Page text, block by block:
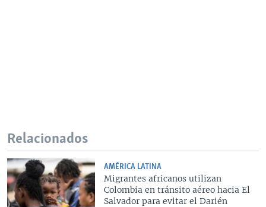
Relacionados
AMÉRICA LATINA
Migrantes africanos utilizan
Colombia en tránsito aéreo hacia El
Salvador para evitar el Darién